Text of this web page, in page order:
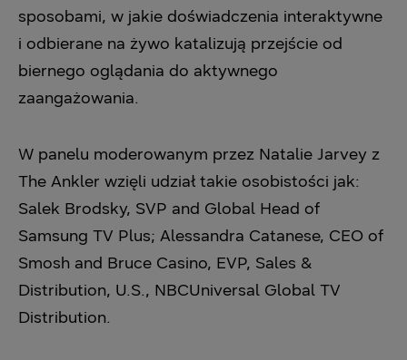
sposobami, w jakie doświadczenia interaktywne
i odbierane na żywo katalizują przejście od
biernego oglądania do aktywnego
zaangażowania.
W panelu moderowanym przez Natalie Jarvey z
The Ankler wzięli udział takie osobistości jak:
Salek Brodsky, SVP and Global Head of
Samsung TV Plus; Alessandra Catanese, CEO of
Smosh and Bruce Casino, EVP, Sales &
Distribution, U.S., NBCUniversal Global TV
Distribution.